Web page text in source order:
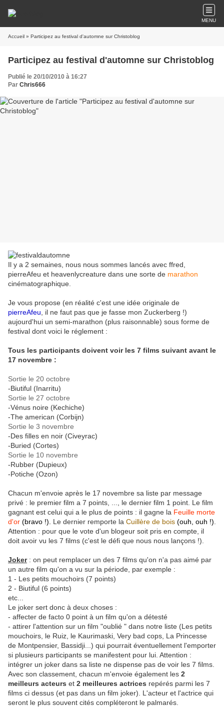
MENU
Accueil » Participez au festival d'automne sur Christoblog
Participez au festival d'automne sur Christoblog
Publié le 20/10/2010 à 16:27
Par Chris666
Il y a 2 semaines, nous nous sommes lancés avec ffred,
pierreAfeu et heavenlycreature dans une sorte de marathon
cinématographique.
Je vous propose (en réalité c'est une idée originale de
pierreAfeu , il ne faut pas que je fasse mon Zuckerberg !)
aujourd'hui un semi-marathon (plus raisonnable) sous forme de
festival dont voici le réglement :
Tous les participants doivent voir les 7 films suivant avant le
17 novembre :
Sortie le 20 octobre
-Biutiful (Inarritu)
Sortie le 27 octobre
-Vénus noire (Kechiche)
-The american (Corbijn)
Sortie le 3 novembre
-Des filles en noir (Civeyrac)
-Buried (Cortes)
Sortie le 10 novembre
-Rubber (Dupieux)
-Potiche (Ozon)
Chacun m'envoie après le 17 novembre sa liste par message
privé : le premier film a 7 points, ..., le dernier film 1 point. Le film
gagnant est celui qui a le plus de points : il gagne la Feuille morte
d'or (bravo !). Le dernier remporte la Cuillère de bois (ouh, ouh !)
Attention : pour que le vote d'un blogeur soit pris en compte, il
doit avoir vu les 7 films (c'est le défi que nous nous lançons !).
Joker: on peut remplacer un des 7 films qu'on n'a pas aimé par
un autre film qu'on a vu sur la période, par exemple :
1 - Les petits mouchoirs (7 points)
2 - Biutiful (6 points)
etc...
Le joker sert donc à deux choses :
- affecter de facto 0 point à un film qu'on a détesté
- attirer l'attention sur un film "oublié " dans notre liste (Les petits
mouchoirs, le Ruiz, le Kaurimaski, Very bad cops, La Princesse
de Montpensier, Bassidji...) qui pourrait éventuellement l'emporter
si plusieurs participants se manifestent pour lui. Attention :
intégrer un joker dans sa liste ne dispense pas de voir les 7 films.
Avec son classement, chacun m'envoie également les 2
meilleurs acteurs et 2 meilleures actrices repérés parmi les 7
films ci dessus (et pas dans un film joker). L'acteur et l'actrice qui
seront le plus souvent cités compléteront le palmarés.